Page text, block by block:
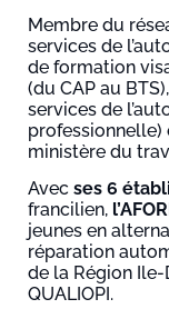
Membre du
services de
de formation
(du CAP au
services de
professionnelle)
ministère du
Avec ses 6
francilien,
jeunes en
réparation
de la Région
QUALIOPI.